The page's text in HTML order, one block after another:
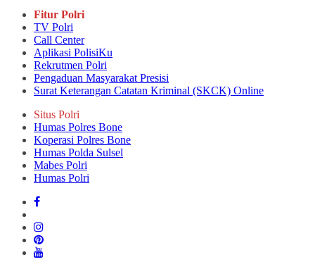
Fitur Polri
TV Polri
Call Center
Aplikasi PolisiKu
Rekrutmen Polri
Pengaduan Masyarakat Presisi
Surat Keterangan Catatan Kriminal (SKCK) Online
Situs Polri
Humas Polres Bone
Koperasi Polres Bone
Humas Polda Sulsel
Mabes Polri
Humas Polri